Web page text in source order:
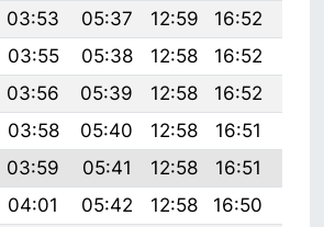
03:53 05:37 12:59 16:52
03:55 05:38 12:58 16:52
03:56 05:39 12:58 16:52
03:58 05:40 12:58 16:51
03:59 05:41 12:58 16:51
04:01 05:42 12:58 16:50